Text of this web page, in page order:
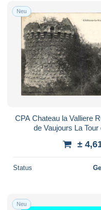
Neu
CPA Chateau la Valliere
de Vaujours La
±
Status
Neu